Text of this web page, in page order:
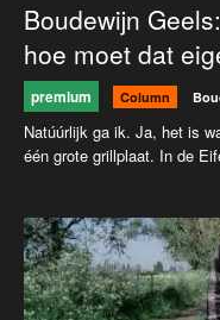
Boudewijn
hoe moet dat
premium Column
Natúúrlijk ga ik. Ja, het is
één grote grillplaat. In de